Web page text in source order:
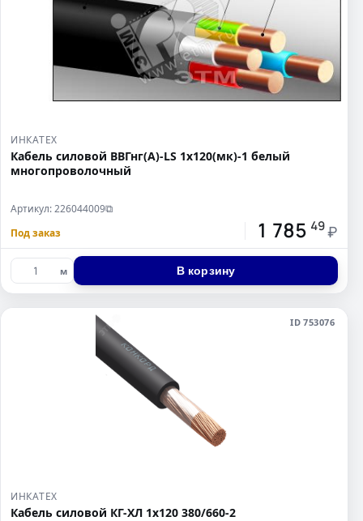
ИНКАТЕХ
Кабель силовой ВВГнг(А)-LS 1х120(мк)-1 белый
многопроволочный
Артикул: 226044009⧉
Под заказ 1 785 49 ₽
м В корзину
ID 753076
ИНКАТЕХ
Кабель силовой КГ-ХЛ 1х120 380/660-2